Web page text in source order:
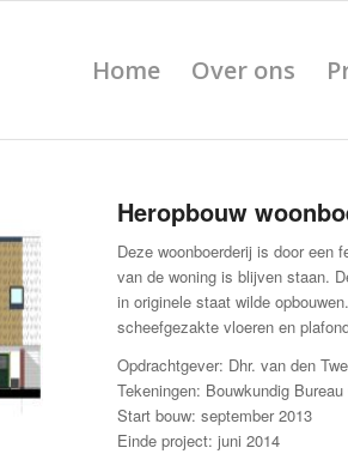
Home Over ons
Heropbouw
Deze woonboerderij is door een
van de woning is blijven staan.
in originele staat wilde
scheefgezakte vloeren en
Opdrachtgever: Dhr. van den
Tekeningen: Bouwkundig
Start bouw: september 2013
Einde project: juni 2014